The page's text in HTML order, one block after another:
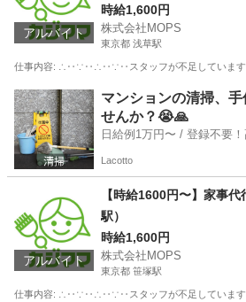
アルバイト
時給1,600円
株式会社MOPS
東京都 浅草駅
仕事内容: ∴‥∵‥∴‥∵‥スタッフが不足しています
東京 台東区 浅草駅 ホームヘルパー
マンションの清掃、
せんか？😭🙏
日給例1万円〜 /
Lacotto
アルバイト
【時給1600円〜】家事
駅）
時給1,600円
株式会社MOPS
東京都 笹塚駅
仕事内容: ∴‥∵‥∴‥∵‥スタッフが不足しています